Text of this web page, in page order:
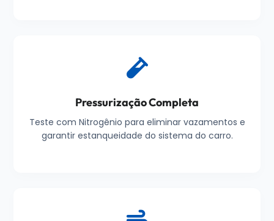
Pressurização Completa
Teste com Nitrogênio para eliminar vazamentos e
garantir estanqueidade do sistema do carro.